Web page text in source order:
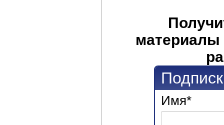
материалы
Имя*